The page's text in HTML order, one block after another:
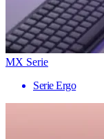
MX Serie
Serie Ergo